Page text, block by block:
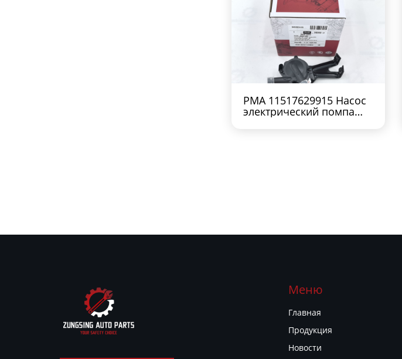
PMA 11517629915 Насос
электрический помпа
Меню
Главная
Продукция
Новости